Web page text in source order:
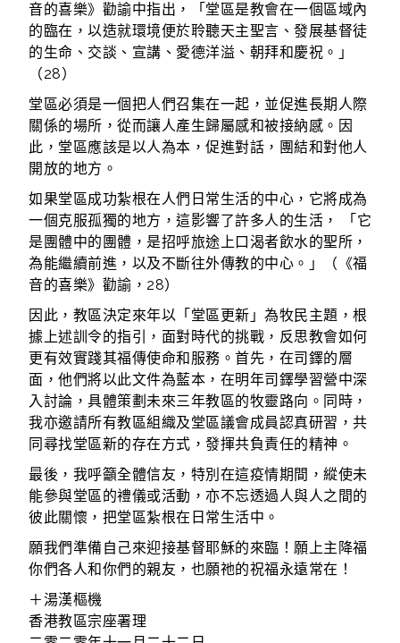
音的喜樂》勸諭中指出，「堂區是教會在一個區域內
的臨在，以造就環境便於聆聽天主聖言、發展基督徒
的生命、交談、宣講、愛德洋溢、朝拜和慶祝。」
（28）
堂區必須是一個把人們召集在一起，並促進長期人際
關係的場所，從而讓人產生歸屬感和被接納感。因
此，堂區應該是以人為本，促進對話，團結和對他人
開放的地方。
如果堂區成功紮根在人們日常生活的中心，它將成為
一個克服孤獨的地方，這影響了許多人的生活， 「它
是團體中的團體，是招呼旅途上口渴者飲水的聖所，
為能繼續前進，以及不斷往外傳教的中心。」（《福
音的喜樂》勸諭，28）
因此，教區決定來年以「堂區更新」為牧民主題，根
據上述訓令的指引，面對時代的挑戰，反思教會如何
更有效實踐其福傳使命和服務。首先，在司鐸的層
面，他們將以此文件為藍本，在明年司鐸學習營中深
入討論，具體策劃未來三年教區的牧靈路向。同時，
我亦邀請所有教區組織及堂區議會成員認真研習，共
同尋找堂區新的存在方式，發揮共負責任的精神。
最後，我呼籲全體信友，特別在這疫情期間，縱使未
能參與堂區的禮儀或活動，亦不忘透過人與人之間的
彼此關懷，把堂區紮根在日常生活中。
願我們準備自己來迎接基督耶穌的來臨！願上主降福
你們各人和你們的親友，也願祂的祝福永遠常在！
＋湯漢樞機
香港教區宗座署理